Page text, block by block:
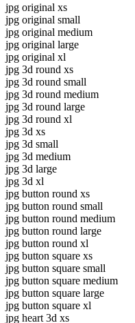
jpg original xs
jpg original small
jpg original medium
jpg original large
jpg original xl
jpg 3d round xs
jpg 3d round small
jpg 3d round medium
jpg 3d round large
jpg 3d round xl
jpg 3d xs
jpg 3d small
jpg 3d medium
jpg 3d large
jpg 3d xl
jpg button round xs
jpg button round small
jpg button round medium
jpg button round large
jpg button round xl
jpg button square xs
jpg button square small
jpg button square medium
jpg button square large
jpg button square xl
jpg heart 3d xs